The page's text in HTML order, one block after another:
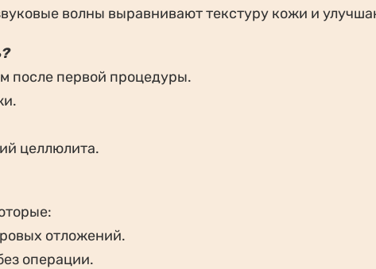
волны выравнивают текстуру кожи и
после первой процедуры.
целлюлита.
отложений.
операции.